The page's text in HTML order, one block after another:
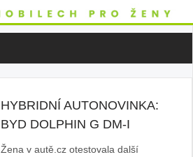
HYBRIDNÍ AUTONOVINKA:
BYD DOLPHIN G DM-I
Žena v autě.cz otestovala další